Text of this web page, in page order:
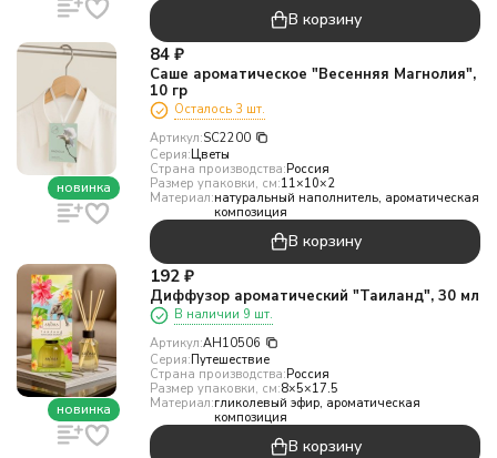
В корзину
новинка
84 ₽
Саше ароматическое "Весенняя Магнолия",
10 гр
Осталось 3 шт.
Артикул:SC2200
Серия:Цветы
Страна производства:Россия
Размер упаковки, см:11×10×2
Материал:натуральный наполнитель, ароматическая
композиция
В корзину
новинка
192 ₽
Диффузор ароматический "Таиланд", 30 мл
В наличии 9 шт.
Артикул:AH10506
Серия:Путешествие
Страна производства:Россия
Размер упаковки, см:8×5×17.5
Материал:гликолевый эфир, ароматическая
композиция
В корзину